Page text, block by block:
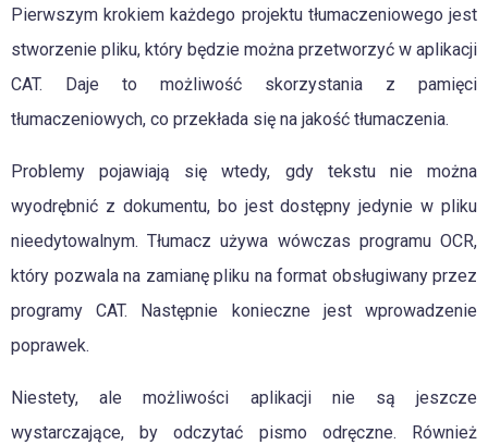
Pierwszym krokiem każdego projektu tłumaczeniowego jest
stworzenie pliku, który będzie można przetworzyć w aplikacji
CAT. Daje to możliwość skorzystania z pamięci
tłumaczeniowych, co przekłada się na jakość tłumaczenia.
Problemy pojawiają się wtedy, gdy tekstu nie można
wyodrębnić z dokumentu, bo jest dostępny jedynie w pliku
nieedytowalnym. Tłumacz używa wówczas programu OCR,
który pozwala na zamianę pliku na format obsługiwany przez
programy CAT. Następnie konieczne jest wprowadzenie
poprawek.
Niestety, ale możliwości aplikacji nie są jeszcze
wystarczające, by odczytać pismo odręczne. Również